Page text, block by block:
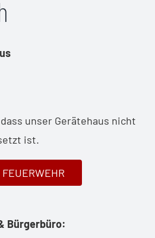
unser Gerätehaus nicht
ist.
Bürgerbüro: